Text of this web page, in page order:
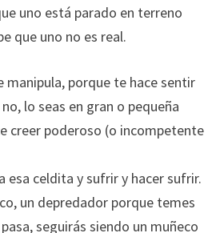
uno está parado en terreno
que uno no es real.
manipula, porque te hace sentir
lo seas en gran o pequeña
creer poderoso (o incompetente
esa celdita y sufrir y hacer sufrir.
un depredador porque temes
seguirás siendo un muñeco